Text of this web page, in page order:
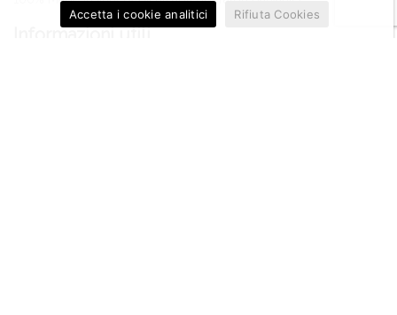
Accetta i cookie analitici
Rifiuta Cookies
Informazioni utili